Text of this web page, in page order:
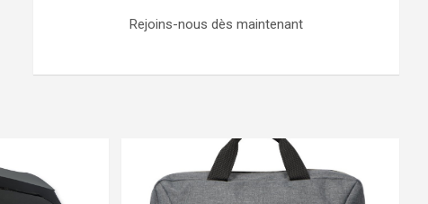
Rejoins-nous dès maintenant